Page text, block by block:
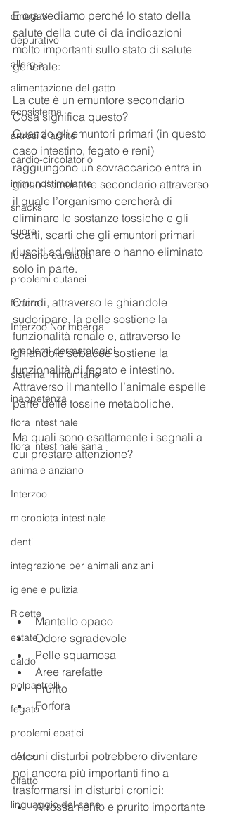
omega3
depurativo
allergia
alimentazione del gatto
ecosistema
artrosi e artrite
cardio-circolatorio
immunostimolante
snacks
cuore
funzione cardiaca
problemi cutanei
forfora
Interzoo Norimberga
problemi dermatologici
sistema immunitario
inappetenza
flora intestinale
flora intestinale sana
animale anziano
Interzoo
microbiota intestinale
denti
integrazione per animali anziani
igiene e pulizia
Ricette
estate
caldo
polpastrelli
fegato
problemi epatici
detox
olfatto
linguaggio del cane
E ora vediamo perché lo stato della
salute della cute ci da indicazioni
molto importanti sullo stato di salute
generale:
La cute è un emuntore secondario
Cosa significa questo?
Quando gli emuntori primari (in questo
caso intestino, fegato e reni)
raggiungono un sovraccarico entra in
gioco l’emuntore secondario attraverso
il quale l’organismo cercherà di
eliminare le sostanze tossiche e gli
scarti, scarti che gli emuntori primari
riusciti ad eliminare o hanno eliminato
solo in parte.
Quindi, attraverso le ghiandole
sudoripare, la pelle sostiene la
funzionalità renale e, attraverso le
ghiandole sebacee sostiene la
funzionalità di fegato e intestino.
Attraverso il mantello l’animale espelle
parte delle tossine metaboliche.
Ma quali sono esattamente i segnali a
cui prestare attenzione?
Mantello opaco
Odore sgradevole
Pelle squamosa
Aree rarefatte
Prurito
Forfora
Alcuni disturbi potrebbero diventare
poi ancora più importanti fino a
trasformarsi in disturbi cronici:
Arrossamento e prurito importante